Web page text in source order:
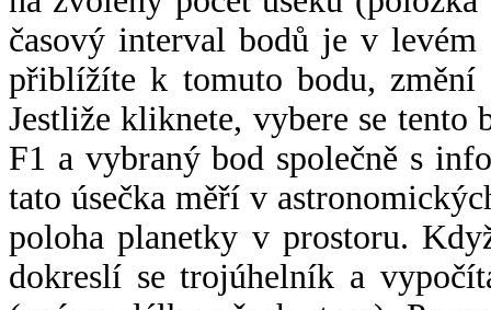
časový interval bodů je v
přiblížíte k tomuto bodu,
Jestliže kliknete, vybere se tento
F1 a vybraný bod společně s
tato úsečka měří v
poloha planetky v prostoru.
dokreslí se trojúhelník a